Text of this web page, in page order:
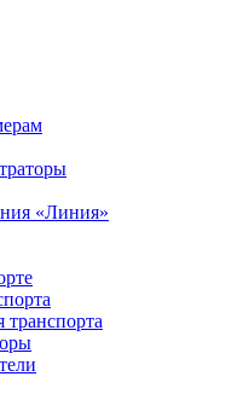
«Линия»
транспорта